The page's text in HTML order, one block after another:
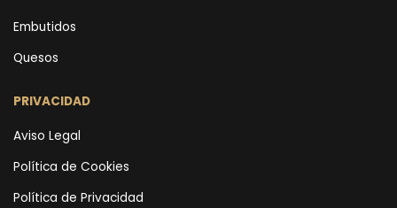
Embutidos
Quesos
PRIVACIDAD
Aviso Legal
Política de Cookies
Política de Privacidad